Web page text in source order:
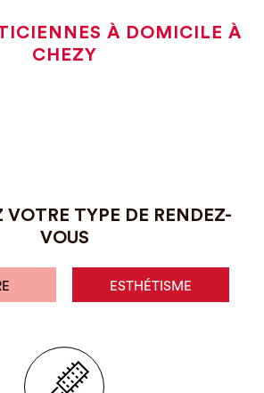
À DOMICILE À
CHEZY
VOTRE TYPE DE RENDEZ-
VOUS
ESTHÉTISME